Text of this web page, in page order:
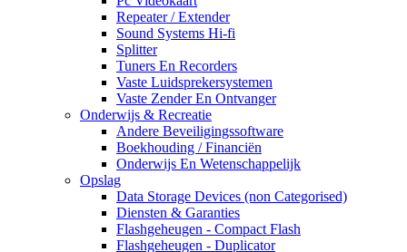
Repeater / Extender
Sound Systems Hi-fi
Splitter
Tuners En Recorders
Vaste Luidsprekersystemen
Vaste Zender En Ontvanger
Onderwijs & Recreatie
Andere Beveiligingssoftware
Boekhouding / Financiën
Onderwijs En Wetenschappelijk
Opslag
Data Storage Devices (non Categorised)
Diensten & Garanties
Flashgeheugen - Compact Flash
Flashgeheugen - Duplicator